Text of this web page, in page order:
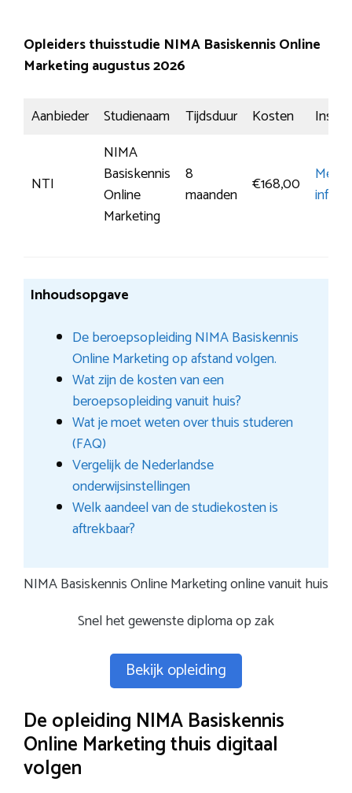
Opleiders thuisstudie NIMA Basiskennis Online
Marketing augustus 2026
Aanbieder Studienaam Tijdsduur Kosten
NTI
NIMA
Basiskennis
Online
Marketing
8
maanden
€168,00
Meer
Inhoudsopgave
De beroepsopleiding NIMA Basiskennis
Online Marketing op afstand volgen.
Wat zijn de kosten van een
beroepsopleiding vanuit huis?
Wat je moet weten over thuis studeren
(FAQ)
Vergelijk de Nederlandse
onderwijsinstellingen
Welk aandeel van de studiekosten is
aftrekbaar?
NIMA Basiskennis Online Marketing online vanuit huis
Snel het gewenste diploma op zak
Bekijk opleiding
De opleiding NIMA Basiskennis
Online Marketing thuis digitaal
volgen